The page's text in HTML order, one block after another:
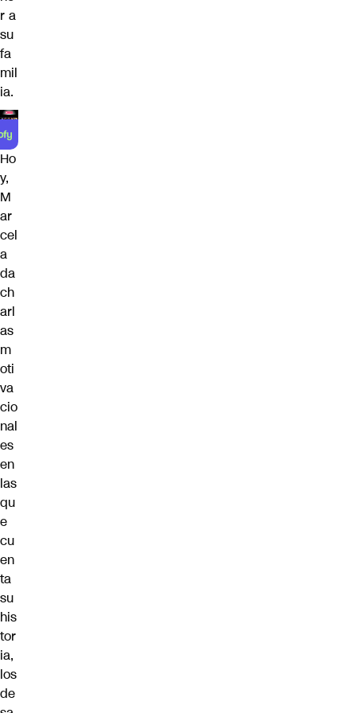
r a
su
fa
mil
ia.
Ho
y,
M
ar
cel
a
da
ch
arl
as
m
oti
va
cio
nal
es
en
las
qu
e
cu
en
ta
su
his
tor
ia,
los
de